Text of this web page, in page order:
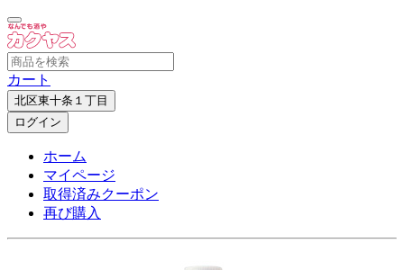
カート
北区東十条１丁目
ログイン
ホーム
マイページ
取得済みクーポン
再び購入